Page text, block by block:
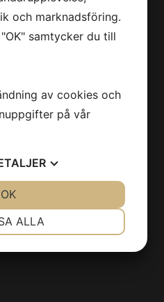
och marknadsföring.
samtycker du till
av cookies och
på vår
ALLA
OK